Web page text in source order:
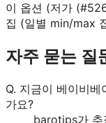
이 옵션 (저가
집 (일별 min/max
자주 묻는 질
Q. 지금이 베이비
가요?
barotips가 추